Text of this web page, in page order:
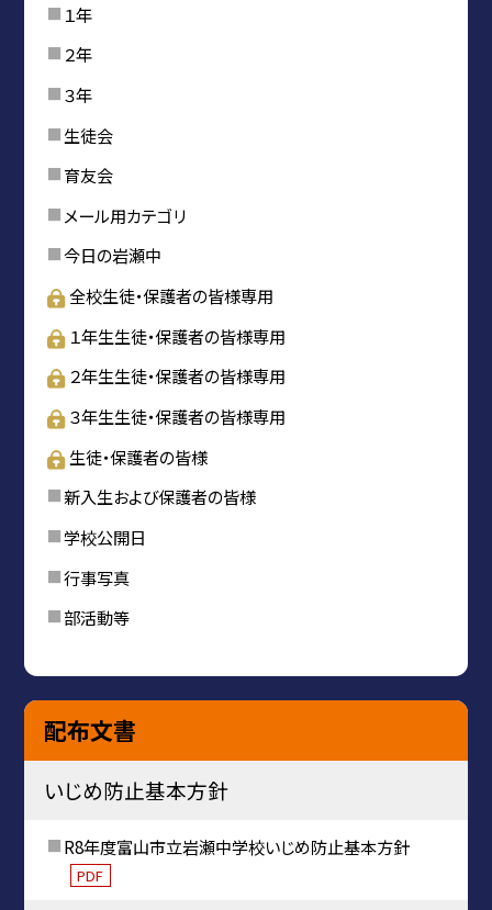
１年
２年
３年
生徒会
育友会
メール用カテゴリ
今日の岩瀬中
全校生徒・保護者の皆様専用
１年生生徒・保護者の皆様専用
２年生生徒・保護者の皆様専用
３年生生徒・保護者の皆様専用
生徒・保護者の皆様
新入生および保護者の皆様
学校公開日
行事写真
部活動等
配布文書
いじめ防止基本方針
R8年度富山市立岩瀬中学校いじめ防止基本方針
PDF